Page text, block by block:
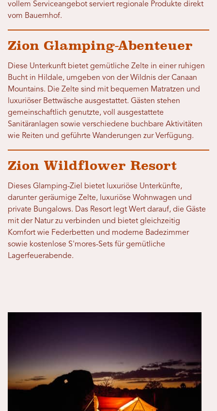
vollem Serviceangebot serviert regionale Produkte direkt
vom Bauernhof.
Zion Glamping-Abenteuer
Diese Unterkunft bietet gemütliche Zelte in einer ruhigen
Bucht in Hildale, umgeben von der Wildnis der Canaan
Mountains. Die Zelte sind mit bequemen Matratzen und
luxuriöser Bettwäsche ausgestattet. Gästen stehen
gemeinschaftlich genutzte, voll ausgestattete
Sanitäranlagen sowie verschiedene buchbare Aktivitäten
wie Reiten und geführte Wanderungen zur Verfügung.
Zion Wildflower Resort
Dieses Glamping-Ziel bietet luxuriöse Unterkünfte,
darunter geräumige Zelte, luxuriöse Wohnwagen und
private Bungalows. Das Resort legt Wert darauf, die Gäste
mit der Natur zu verbinden und bietet gleichzeitig
Komfort wie Federbetten und moderne Badezimmer
sowie kostenlose S'mores-Sets für gemütliche
Lagerfeuerabende.